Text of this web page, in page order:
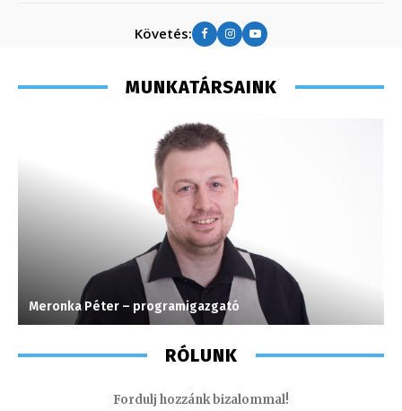
Követés:
MUNKATÁRSAINK
Meronka Péter – programigazgató
RÓLUNK
Fordulj hozzánk bizalommal!